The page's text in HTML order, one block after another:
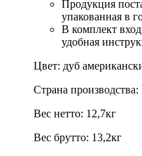
Продукция
упакованная в
В комплект
удобная
Цвет: дуб
Страна производства:
Вес нетто: 12,7кг
Вес брутто: 13,2кг